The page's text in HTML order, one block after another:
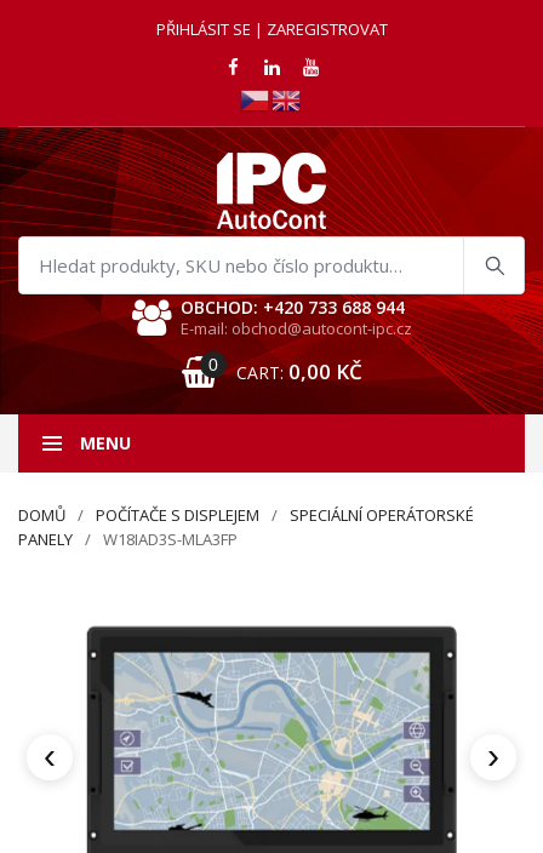
PŘIHLÁSIT SE | ZAREGISTROVAT
Hledat
produkty
OBCHOD: +420 733 688 944
E-mail: obchod@autocont-ipc.cz
0 CART: 0,00 KČ
MENU
DOMŮ POČÍTAČE S DISPLEJEM
SPECIÁLNÍ OPERÁTORSKÉ
PANELY
W18IAD3S-MLA3FP
‹ ›